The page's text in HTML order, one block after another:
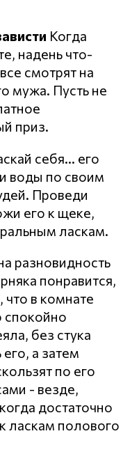
Когда
надень что-
смотрят на
мужа. Пусть не
приз.
себя... его
воды по своим
Проведи
его к щеке,
ласкам.
разновидность
понравится,
в комнате
спокойно
без стука
а затем
по его
- везде,
достаточно
ласкам полового